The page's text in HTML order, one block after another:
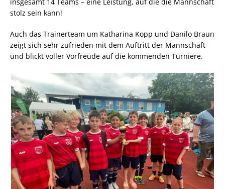
stolz sein kann!
Auch das Trainerteam um Katharina Kopp und Danilo Braun
zeigt sich sehr zufrieden mit dem Auftritt der Mannschaft
und blickt voller Vorfreude auf die kommenden Turniere.